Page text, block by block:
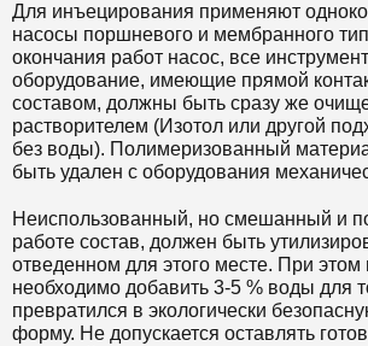
Для инъецирования применяют
насосы поршневого и мембранного
окончания работ насос, все
оборудование, имеющие прямой
составом, должны быть сразу же
растворителем (Изотол или другой
без воды). Полимеризованный
быть удален с оборудования
Неиспользованный, но смешанный и
работе состав, должен быть
отведенном для этого месте. При этом
необходимо добавить 3-5 % воды для
превратился в экологически
форму. Не допускается оставлять